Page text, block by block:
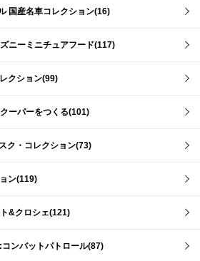
国産名車コレクション(16)
ニーミニチュアフード(117)
クション(99)
ーパーをつくる(101)
ク・コレクション(73)
ン(119)
&クロシェ(121)
ンバットパトロール(87)